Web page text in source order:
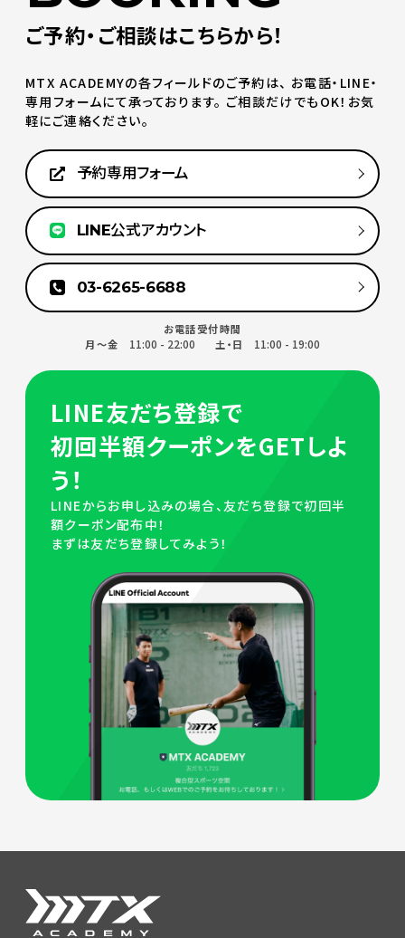
ご予約・ご相談はこちらから！
MTX ACADEMYの各フィールドのご予約は、 お電話・LINE・
専用フォームにて承っております。 ご相談だけでもOK！お気
軽にご連絡ください。
予約専用フォーム
LINE公式アカウント
03-6265-6688
お電話受付時間
月～金
11:00 - 22:00 土・日 11:00 - 19:00
LINE友だち登録で
初回半額クーポンをGETしよ
う！
LINEからお申し込みの場合、友だち登録で初回半
額クーポン配布中！
まずは友だち登録してみよう！